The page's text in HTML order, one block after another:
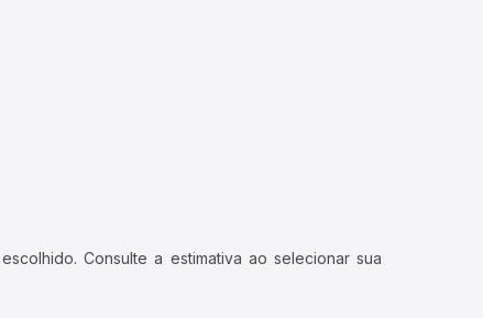
Consulte a estimativa ao selecionar sua